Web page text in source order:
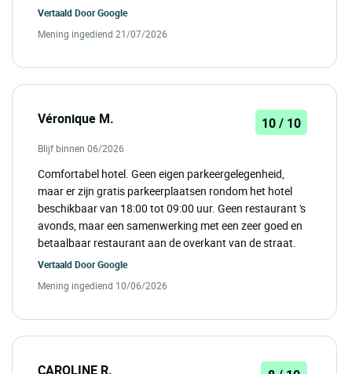
Vertaald DoorGoogle
Mening ingediend 21/07/2026
Véronique M. 10 / 10
Blijf binnen 06/2026
Comfortabel hotel. Geen eigen parkeergelegenheid,
maar er zijn gratis parkeerplaatsen rondom het hotel
beschikbaar van 18:00 tot 09:00 uur. Geen restaurant 's
avonds, maar een samenwerking met een zeer goed en
betaalbaar restaurant aan de overkant van de straat.
Vertaald DoorGoogle
Mening ingediend 10/06/2026
CAROLINE R.